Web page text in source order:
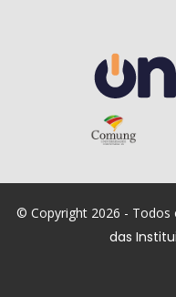
© Copyright 2026 - Todos
das